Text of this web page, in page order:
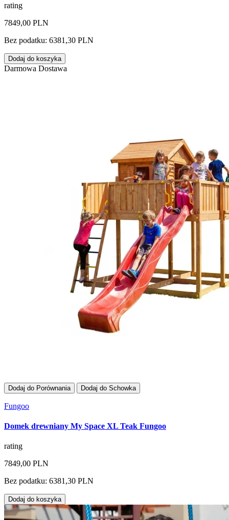
rating
7849,00 PLN
Bez podatku: 6381,30 PLN
Dodaj do koszyka
Darmowa Dostawa
Dodaj do Porównania Dodaj do Schowka
Fungoo
Domek drewniany My Space XL Teak Fungoo
rating
7849,00 PLN
Bez podatku: 6381,30 PLN
Dodaj do koszyka